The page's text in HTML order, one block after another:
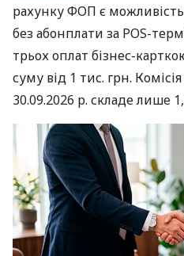
рахунку ФОП є
без абонплати за POS-
трьох оплат бізнес-
суму від 1 тис. грн.
30.09.2026 р. складе лише